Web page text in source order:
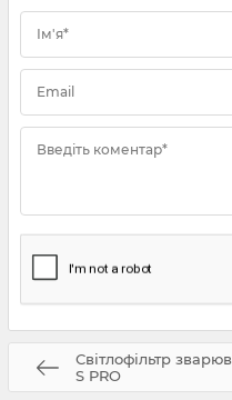
Ім'я*
Email
Введіть коментар*
Світлофільтр
S PRO